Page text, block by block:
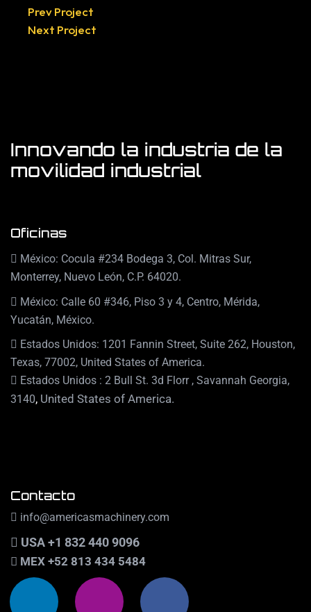
Prev Project
Next Project
Innovando la industria de la
movilidad industrial
Oficinas
México: Cocula #234 Bodega 3, Col. Mitras Sur,
Monterrey, Nuevo León, C.P. 64020.
México: Calle 60 #346, Piso 3 y 4, Centro, Mérida,
Yucatán, México.
Estados Unidos: 1201 Fannin Street, Suite 262, Houston,
Texas, 77002, United States of America.
Estados Unidos : 2 Bull St. 3d Florr , Savannah Georgia,
3140, United States of America.
Contacto
info@americasmachinery.com
USA +1 832 440 9096
MEX +52 813 434 5484